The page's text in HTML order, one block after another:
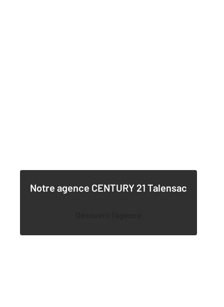
Notre agence CENTURY 21 Talensac